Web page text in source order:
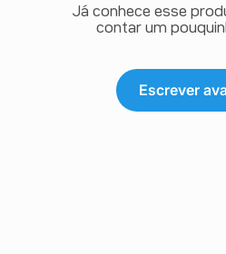
Já conhece esse
contar um
Escrever